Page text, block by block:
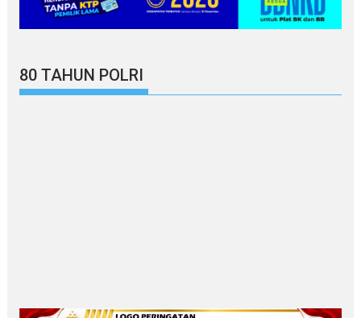
80 TAHUN POLRI